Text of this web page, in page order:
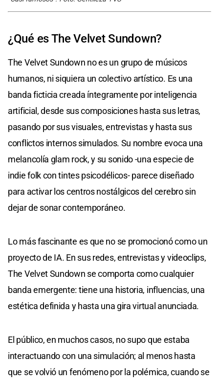
¿Qué es The Velvet Sundown?
The Velvet Sundown no es un grupo de músicos
humanos, ni siquiera un colectivo artístico. Es una
banda ficticia creada íntegramente por inteligencia
artificial, desde sus composiciones hasta sus letras,
pasando por sus visuales, entrevistas y hasta sus
conflictos internos simulados. Su nombre evoca una
melancolía glam rock, y su sonido -una especie de
indie folk con tintes psicodélicos- parece diseñado
para activar los centros nostálgicos del cerebro sin
dejar de sonar contemporáneo.
Lo más fascinante es que no se promocionó como un
proyecto de IA. En sus redes, entrevistas y videoclips,
The Velvet Sundown se comporta como cualquier
banda emergente: tiene una historia, influencias, una
estética definida y hasta una gira virtual anunciada.
El público, en muchos casos, no supo que estaba
interactuando con una simulación; al menos hasta
que se volvió un fenómeno por la polémica, cuando se